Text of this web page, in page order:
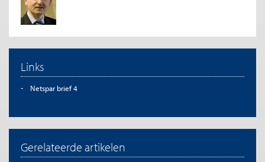
Links
Netspar brief 4
Gerelateerde artikelen